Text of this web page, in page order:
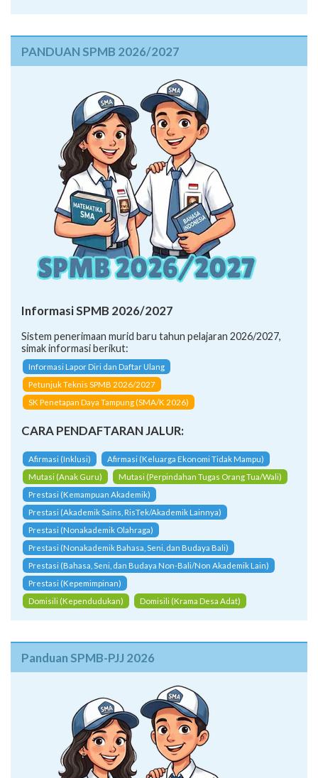
PANDUAN SPMB 2026/2027
Informasi SPMB 2026/2027
Sistem penerimaan murid baru tahun pelajaran 2026/2027,
simak informasi berikut:
Informasi Lapor Diri dan Daftar Ulang
Petunjuk Teknis SPMB 2026/2027
SK Penetapan Daya Tampung (SMA/K 2026)
CARA PENDAFTARAN JALUR:
Afirmasi (Inklusi)
Afirmasi (Keluarga Ekonomi Tidak Mampu)
Mutasi (Anak Guru)
Mutasi (Perpindahan Tugas Orang Tua/Wali)
Prestasi (Kemampuan Akademik)
Prestasi (Akademik Sains, RisTek/Akademik Lainnya)
Prestasi (Nonakademik Olahraga)
Prestasi (Nonakademik Bahasa, Seni, dan Budaya Bali)
Prestasi (Bahasa, Seni, dan Budaya Non-Bali/Non Akademik Lain)
Prestasi (Kepemimpinan)
Domisili (Kependudukan)
Domisili (Krama Desa Adat)
Panduan SPMB-PJJ 2026